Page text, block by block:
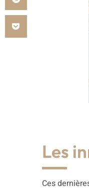
Les
Ces